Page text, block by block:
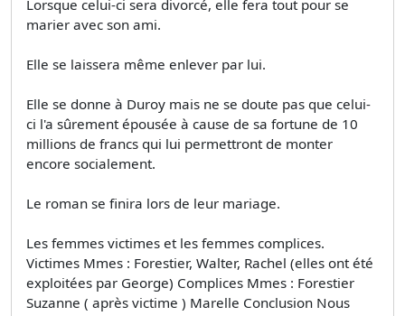
Lorsque celui-ci sera divorcé, elle fera tout pour se
marier avec son ami.
Elle se laissera même enlever par lui.
Elle se donne à Duroy mais ne se doute pas que celui-
ci l'a sûrement épousée à cause de sa fortune de 10
millions de francs qui lui permettront de monter
encore socialement.
Le roman se finira lors de leur mariage.
Les femmes victimes et les femmes complices.
Victimes Mmes : Forestier, Walter, Rachel (elles ont été
exploitées par George) Complices Mmes : Forestier
Suzanne ( après victime ) Marelle Conclusion Nous